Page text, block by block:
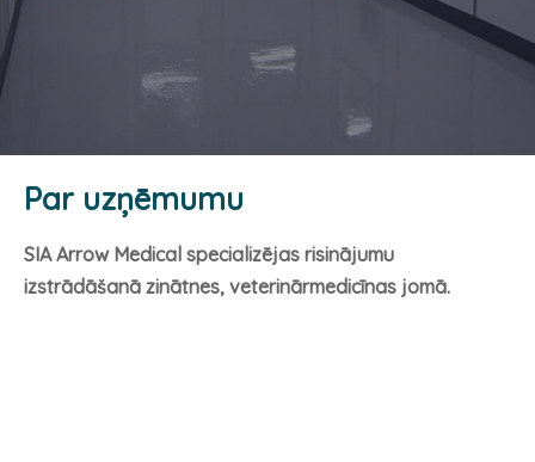
Par uzņēmumu
SIA Arrow Medical specializējas risinājumu
izstrādāšanā zinātnes, veterinārmedicīnas jomā.